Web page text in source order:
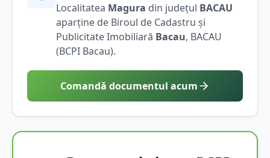
Localitatea Magura din județul BACAU
aparține de Biroul de Cadastru și
Publicitate Imobiliară Bacau, BACAU
(BCPI Bacau).
Comandă documentul acum